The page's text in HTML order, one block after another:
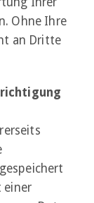
Ohne Ihre
an Dritte
einer